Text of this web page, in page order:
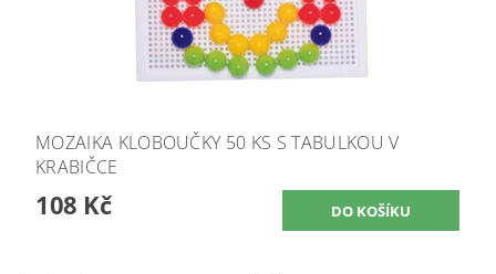
MOZAIKA KLOBOUČKY 50 KS S TABULKOU V
KRABIČCE
108 Kč